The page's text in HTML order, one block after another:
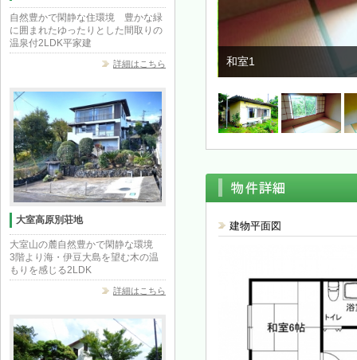
自然豊かで閑静な住環境 豊かな緑
に囲まれたゆったりとした間取りの
温泉付2LDK平家建
詳細はこちら
大室高原別荘地
大室山の麓自然豊かで閑静な環境
3階より海・伊豆大島を望む木の温
もりを感じる2LDK
詳細はこちら
和室1
建物平面図